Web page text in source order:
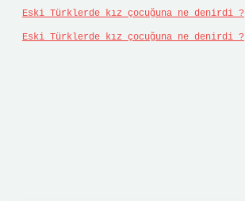
Eski Türklerde kız çocuğuna ne denirdi ?
Eski Türklerde kız çocuğuna ne denirdi ?